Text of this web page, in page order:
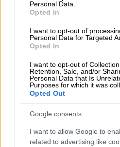
Personal Data.
Opted In
I want to opt-out of
Personal Data for Targeted
Opted In
I want to opt-out of
Retention, Sale, and/or
Personal Data that Is
Purposes for which it was
Opted Out
Google consents
I want to allow Google to
related to advertising like
άμεση απόγονος του
και διάσημη
δουλεύοντας με μια
να δημιουργήσει ένα